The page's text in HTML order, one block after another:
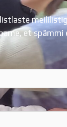
et spämmi